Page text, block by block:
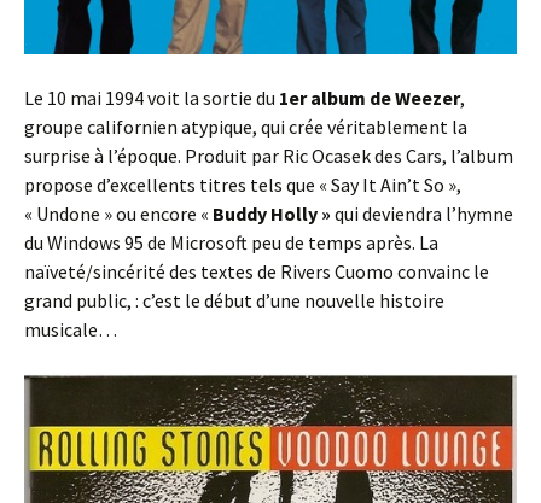
Le 10 mai 1994 voit la sortie du 1er album de Weezer,
groupe californien atypique, qui crée véritablement la
surprise à l’époque. Produit par Ric Ocasek des Cars, l’album
propose d’excellents titres tels que « Say It Ain’t So »,
« Undone » ou encore « Buddy Holly » qui deviendra l’hymne
du Windows 95 de Microsoft peu de temps après. La
naïveté/sincérité des textes de Rivers Cuomo convainc le
grand public, : c’est le début d’une nouvelle histoire
musicale…